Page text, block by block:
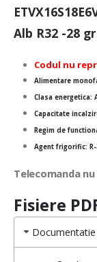
Alb R32 -28
Codul nu
Alimentare
Clasa energetica:
Capacitate
Regim de
Agent frigorific:
Telecomanda
Fisiere